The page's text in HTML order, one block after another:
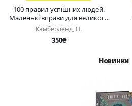
100 правил успішних людей.
Маленькі вправи для великого
успіху
Камберленд, Н.
350₴
Новинки